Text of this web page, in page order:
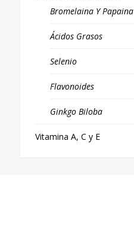
Bromelaina Y Papaina
Ácidos Grasos
Selenio
Flavonoides
Ginkgo Biloba
Vitamina A, C y E